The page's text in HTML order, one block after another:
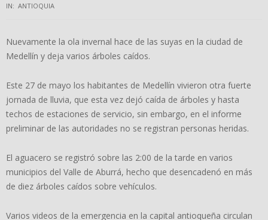
IN: ANTIOQUIA
Nuevamente la ola invernal hace de las suyas en la ciudad de
Medellín y deja varios árboles caídos.
Este 27 de mayo los habitantes de Medellín vivieron otra fuerte
jornada de lluvia, que esta vez dejó caída de árboles y hasta
techos de estaciones de servicio, sin embargo, en el informe
preliminar de las autoridades no se registran personas heridas.
El aguacero se registró sobre las 2:00 de la tarde en varios
municipios del Valle de Aburrá, hecho que desencadenó en más
de diez árboles caídos sobre vehículos.
Varios videos de la emergencia en la capital antioqueña circulan